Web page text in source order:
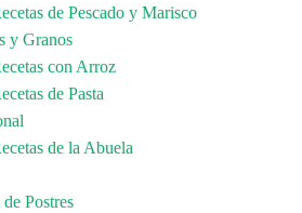
de Pescado y Marisco
y Granos
con Arroz
de Pasta
de la Abuela
Postres